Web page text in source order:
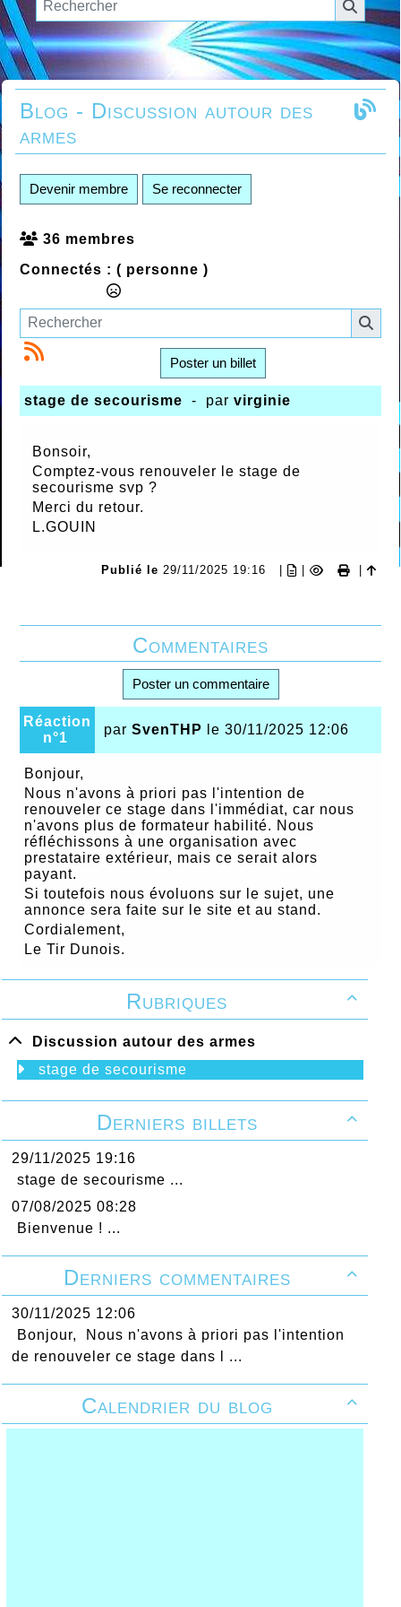

Rubriques
Discussion autour des armes
stage de secourisme

Derniers billets
29/11/2025 19:16
stage de secourisme ...
07/08/2025 08:28
Bienvenue ! ...

Derniers commentaires
30/11/2025 12:06
Bonjour, Nous n'avons à priori pas l'intention
de renouveler ce stage dans l ...

Calendrier du blog
Blog - Discussion autour des
armes
Devenir membre Se reconnecter
36 membres
Connectés : ( personne )
Poster un billet
stage de secourisme - par virginie
Bonsoir,
Comptez-vous renouveler le stage de
secourisme svp ?
Merci du retour.
L.GOUIN
Publié le 29/11/2025 19:16
Commentaires
Poster un commentaire
Réaction
n°1
par SvenTHP le 30/11/2025 12:06
Bonjour,
Nous n'avons à priori pas l'intention de
renouveler ce stage dans l'immédiat, car nous
n'avons plus de formateur habilité. Nous
réfléchissons à une organisation avec
prestataire extérieur, mais ce serait alors
payant.
Si toutefois nous évoluons sur le sujet, une
annonce sera faite sur le site et au stand.
Cordialement,
Le Tir Dunois.